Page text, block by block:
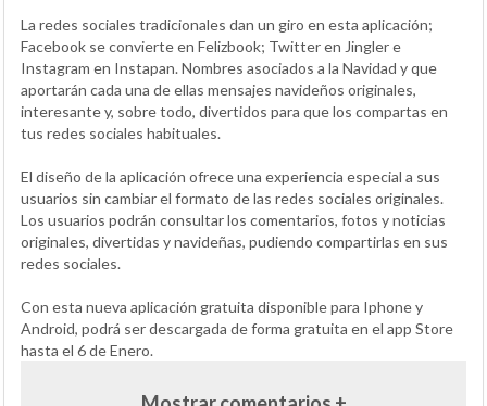
La redes sociales tradicionales dan un giro en esta aplicación;
Facebook se convierte en Felizbook; Twitter en Jingler e
Instagram en Instapan. Nombres asociados a la Navidad y que
aportarán cada una de ellas mensajes navideños originales,
interesante y, sobre todo, divertidos para que los compartas en
tus redes sociales habituales.
El diseño de la aplicación ofrece una experiencia especial a sus
usuarios sin cambiar el formato de las redes sociales originales.
Los usuarios podrán consultar los comentarios, fotos y noticias
originales, divertidas y navideñas, pudiendo compartirlas en sus
redes sociales.
Con esta nueva aplicación gratuita disponible para Iphone y
Android, podrá ser descargada de forma gratuita en el app Store
hasta el 6 de Enero.